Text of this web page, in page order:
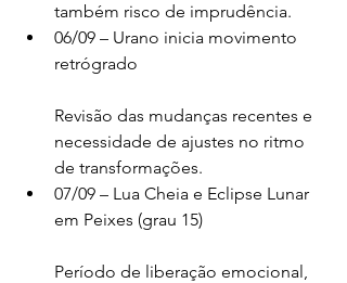
também risco de imprudência.
06/09 – Urano inicia movimento
retrógrado
Revisão das mudanças recentes e
necessidade de ajustes no ritmo
de transformações.
07/09 – Lua Cheia e Eclipse Lunar
em Peixes (grau 15)
Período de liberação emocional,